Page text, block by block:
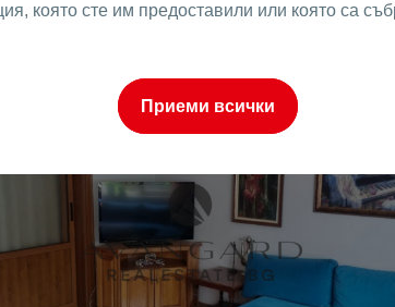
която сте им предоставили или която са
Приеми всички